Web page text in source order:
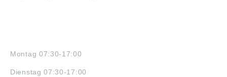
Montag 07:30-17:00
Dienstag 07:30-17:00